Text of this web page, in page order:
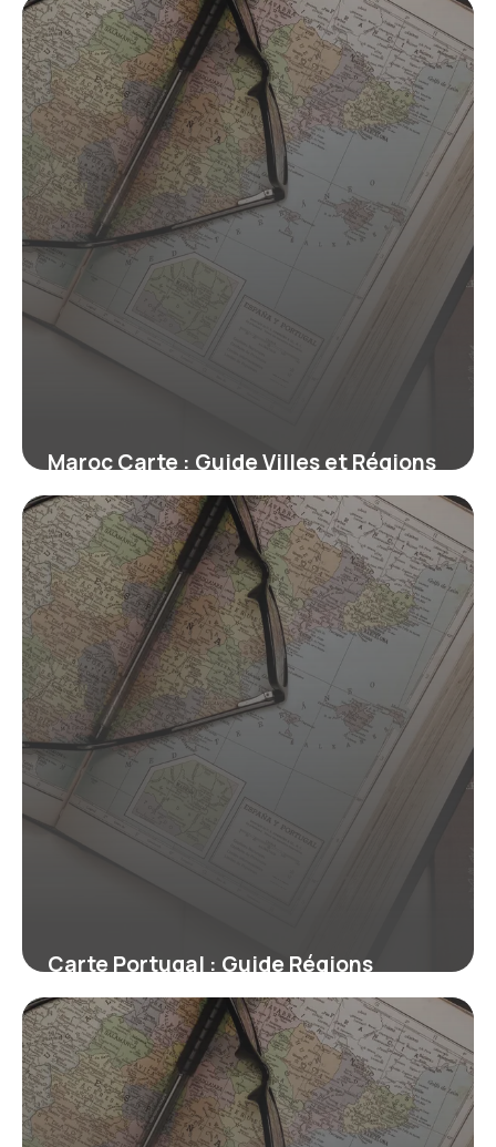
22 mai 2026
Maroc Carte : Guide Villes et Régions
20 mai 2026
Carte Portugal : Guide Régions
Détaillé
19 mai 2026